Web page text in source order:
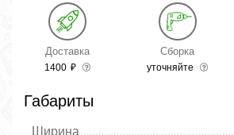
Доставка
1400 ₽
Сборка
уточняйте
Габариты
Ширина